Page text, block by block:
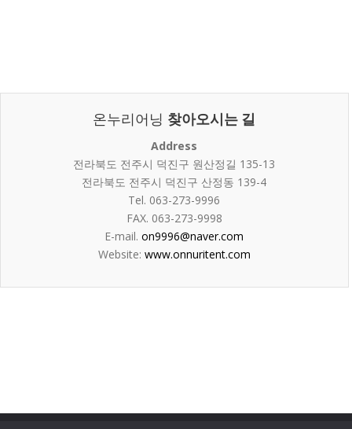
온누리어닝 찾아오시는 길
Address
전라북도 전주시 덕진구 원산정길 135-13
전라북도 전주시 덕진구 산정동 139-4
Tel. 063-273-9996
FAX. 063-273-9998
E-mail.on9996@naver.com
Website: www.onnuritent.com